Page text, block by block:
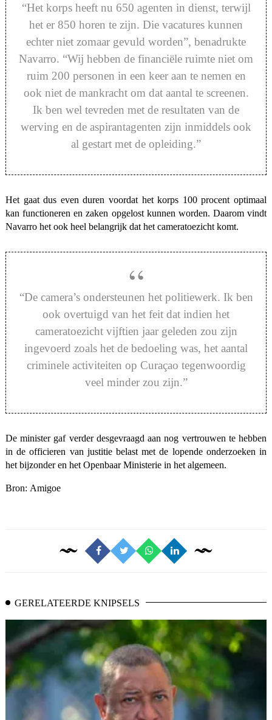
“Het korps heeft nu 650 agenten in dienst, terwijl
het er 850 horen te zijn. Die vacatures kunnen
echter niet zomaar gevuld worden”, benadrukte
Navarro. “Wij hebben de financiële ruimte niet om
ruim 200 personen in een keer aan te nemen en
ook niet de mankracht om dat aantal te screenen.
Ik ben wel tevreden met de resultaten van de
werving en de aspirantagenten zijn inmiddels ook
al gestart met de opleiding.”
Het gaat dus even duren voordat het korps 100 procent optimaal
kan functioneren en zaken opgelost kunnen worden. Daarom vindt
Navarro het ook heel belangrijk dat het cameratoezicht komt.
“De camera’s ondersteunen het politiewerk. Ik ben
ook overtuigd van het feit dat indien het
cameratoezicht vijftien jaar geleden zou zijn
ingevoerd zoals het de bedoeling was, het aantal
criminele activiteiten op Curaçao tegenwoordig
veel minder zou zijn.”
De minister gaf verder desgevraagd aan nog vertrouwen te hebben
in de officieren van justitie belast met de lopende onderzoeken in
het bijzonder en het Openbaar Ministerie in het algemeen.
Bron: Amigoe
GERELATEERDE KNIPSELS